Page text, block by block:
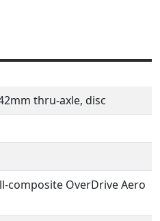
thru-axle, disc
composite OverDrive Aero